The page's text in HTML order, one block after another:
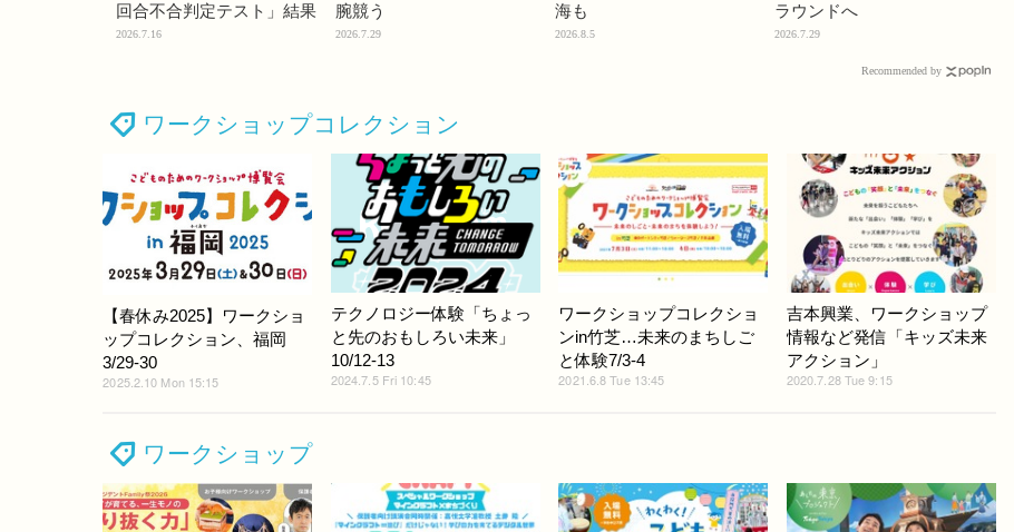
回合不合判定テスト」結果
2026.7.16
腕競う
2026.7.29
海も
2026.8.5
ラウンドへ
2026.7.29
Recommended by
ワークショップコレクション
【春休み2025】ワークショ
ップコレクション、福岡
3/29-30
2025.2.10 Mon 15:15
テクノロジー体験「ちょっ
と先のおもしろい未来」
10/12-13
2024.7.5 Fri 10:45
ワークショップコレクショ
ンin竹芝…未来のまちしご
と体験7/3-4
2021.6.8 Tue 13:45
吉本興業、ワークショップ
情報など発信「キッズ未来
アクション」
2020.7.28 Tue 9:15
ワークショップ